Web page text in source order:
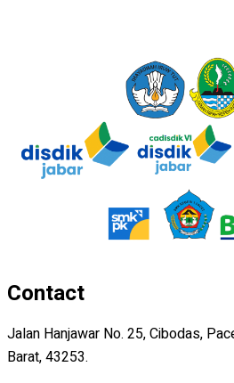
Contact
Jalan Hanjawar No. 25, Cibodas,
Barat, 43253.